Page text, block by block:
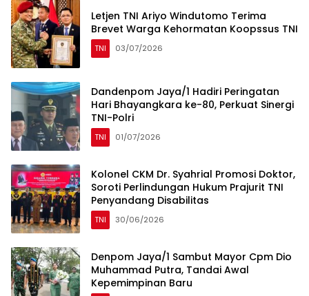
Letjen TNI Ariyo Windutomo Terima
Brevet Warga Kehormatan Koopssus TNI
TNI 03/07/2026
Dandenpom Jaya/1 Hadiri Peringatan
Hari Bhayangkara ke-80, Perkuat Sinergi
TNI-Polri
TNI 01/07/2026
Kolonel CKM Dr. Syahrial Promosi Doktor,
Soroti Perlindungan Hukum Prajurit TNI
Penyandang Disabilitas
TNI 30/06/2026
Denpom Jaya/1 Sambut Mayor Cpm Dio
Muhammad Putra, Tandai Awal
Kepemimpinan Baru